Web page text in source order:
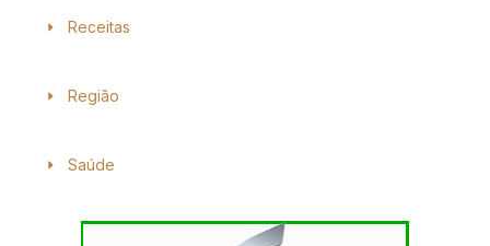
Receitas
Região
Saúde